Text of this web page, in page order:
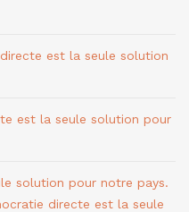
est la seule solution
est la seule solution pour
solution pour notre pays.
directe est la seule